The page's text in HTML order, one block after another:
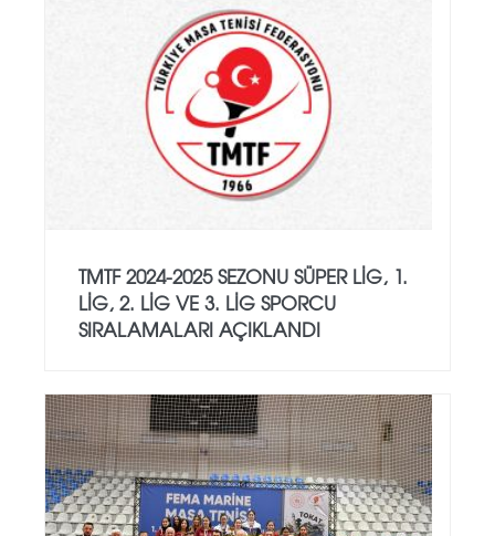
TMTF 2024-2025 SEZONU SÜPER LIG, 1.
LIG, 2. LIG VE 3. LIG SPORCU
SIRALAMALARI AÇIKLANDI